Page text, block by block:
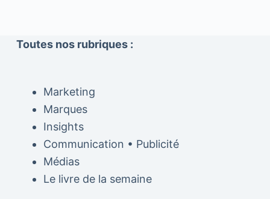
Toutes nos rubriques :
Marketing
Marques
Insights
Communication • Publicité
Médias
Le livre de la semaine